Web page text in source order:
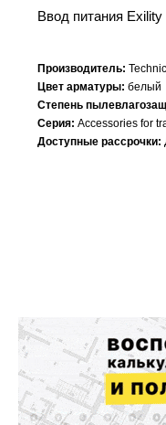
Ввод питания
Производитель:
Цвет арматуры: белый
Степень
Серия: Accessories for
Доступные рассрочки: